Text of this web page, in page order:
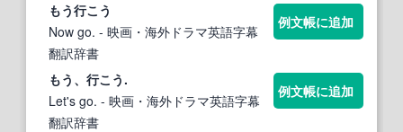
もう行こう
Now go. - 映画・海外ドラマ英語字幕
翻訳辞書
例文帳に追加
もう、行こう.
Let's go. - 映画・海外ドラマ英語字幕
翻訳辞書
例文帳に追加